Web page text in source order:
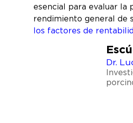
esencial para evaluar la
rendimiento general de
los factores de
Dr.